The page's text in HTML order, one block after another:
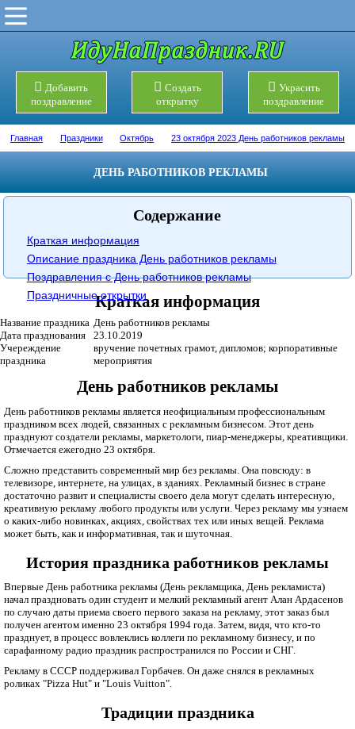
Добавить
поздравление
Создать
открытку
Украсить
поздравление
Главная Праздники Октябрь 23 октября 2023 День работников рекламы
ДЕНЬ РАБОТНИКОВ РЕКЛАМЫ
Содержание
Краткая информация
Описание праздника День работников рекламы
Поздравления с День работников рекламы
Праздничные открыткиКраткая информация
Название праздника День работников рекламы
Дата празднования
23.10.2019
Учереждение
праздника
вручение почетных грамот, дипломов; корпоративные
мероприятия
День работников рекламы
День работников рекламы является неофициальным профессиональным
праздником всех людей, связанных с рекламным бизнесом. Этот день
празднуют создатели рекламы, маркетологи, пиар-менеджеры, креативщики.
Отмечается ежегодно 23 октября.
Сложно представить современный мир без рекламы. Она повсюду: в
телевизоре, интернете, на улицах, в зданиях. Рекламный бизнес в стране
достаточно развит и специалисты своего дела могут сделать интересную,
креативную рекламу любого продукты или услуги. Через рекламу мы узнаем
о каких-либо новинках, акциях, свойствах тех или иных вещей. Реклама
может быть, как и информативная, так и шуточная.
История праздника работников рекламы
Впервые День работника рекламы (День рекламщика, День рекламиста)
начал праздновать один студент и мелкий рекламный агент Алан Ардасенов
по случаю даты приема своего первого заказа на рекламу, этот заказ был
получен агентом именно 23 октября 1994 года. Затем, видя, что кто-то
празднует, в процесс вовлеклись коллеги по рекламному бизнесу, и по
сарафанному радио праздник распространился по России и СНГ.
Рекламу в СССР поддерживал Горбачев. Он даже снялся в рекламных
роликах "Pizza Hut" и "Louis Vuitton".
Традиции праздника